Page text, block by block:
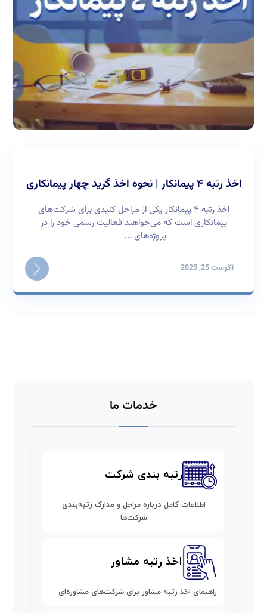
اخذ رتبه ۴ پیمانکار | نحوه اخذ گرید چهار پیمانکاری
آگوست 25, 2025
اخذ رتبه ۴ پیمانکار یکی از مراحل کلیدی برای شرکت‌های
پیمانکاری است که می‌خواهند فعالیت رسمی خود را در
پروژه‌های ...
خدمات ما
رتبه بندی شرکت
اطلاعات کامل درباره مراحل و مدارک رتبه‌بندی
شرکت‌ها
اخذ رتبه مشاور
راهنمای اخذ رتبه مشاور برای شرکت‌های مشاوره‌ای